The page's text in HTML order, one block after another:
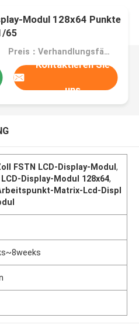
Modul 128x64 Punkte
65
Preis：Verhandlungsfähig
Kontaktieren Sie
uns
FSTN LCD-Display-Modul,
LCD-Display-Modul 128x64,
Matrix-Lcd-Displ